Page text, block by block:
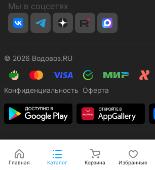
Мы в соцсетях
© 2026 Водовоз.RU
Конфиденциальность Оферта
Главная Каталог Корзина Избранные